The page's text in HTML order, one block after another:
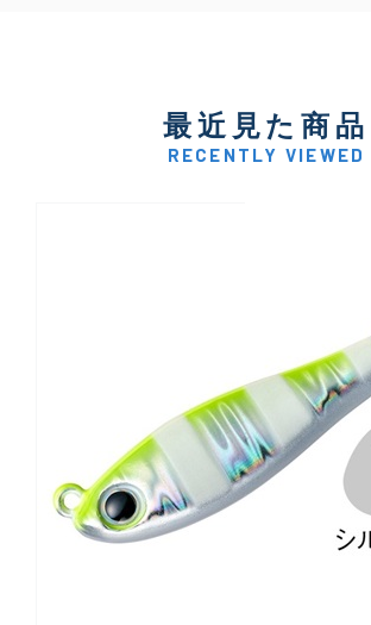
最近見た商品
RECENTLY VIEWED